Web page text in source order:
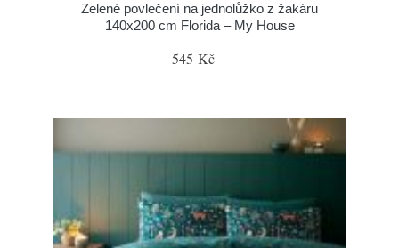
Zelené povlečení na jednolůžko z žakáru
140x200 cm Florida – My House
545 Kč